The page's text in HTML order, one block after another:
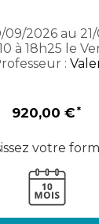
09/2026 au
à 18h25 le
:
920,00 €
votre